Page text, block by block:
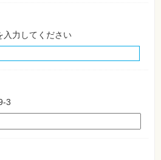
入力してください
3